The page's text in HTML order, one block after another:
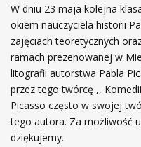
W dniu 23 maja kolejna
okiem nauczyciela historii
zajęciach teoretycznych
ramach prezenowanej w
litografii autorstwa Pabla
przez tego twórcę ,,
Picasso często w swojej
tego autora. Za możliwość
dziękujemy.